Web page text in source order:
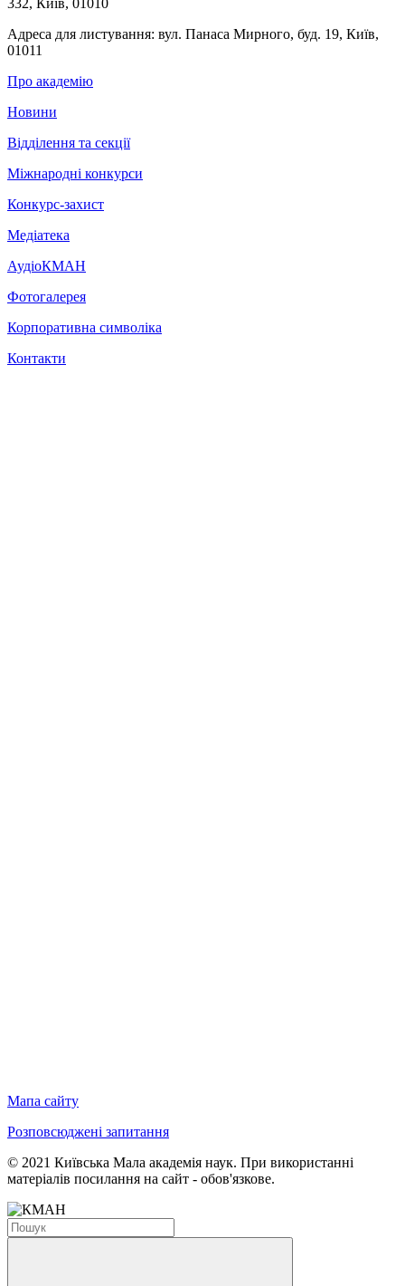
332, Київ, 01010
Адреса для листування: вул. Панаса Мирного, буд. 19, Київ,
01011
Про академію
Новини
Відділення та секції
Міжнародні конкурси
Конкурс-захист
Медіатека
АудіоКМАН
Фотогалерея
Корпоративна символіка
Контакти
Мапа сайту
Розповсюджені запитання
© 2021 Київська Мала академія наук. При використанні
матеріалів посилання на сайт - обов'язкове.